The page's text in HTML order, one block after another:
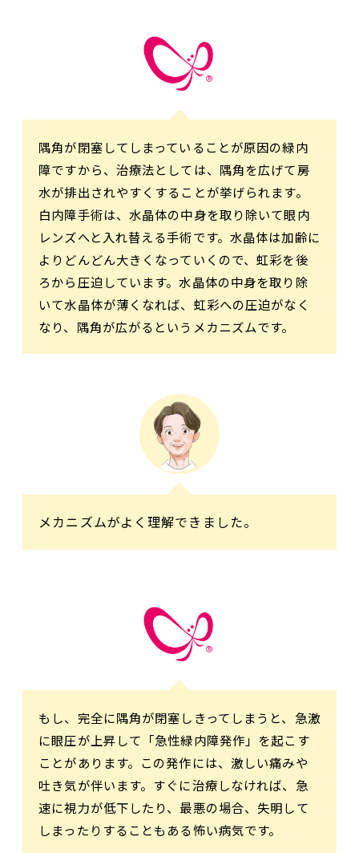
隅角が閉塞してしまっていることが原因の緑内
障ですから、治療法としては、隅角を広げて房
水が排出されやすくすることが挙げられます。
白内障手術は、水晶体の中身を取り除いて眼内
レンズへと入れ替える手術です。水晶体は加齢に
よりどんどん大きくなっていくので、虹彩を後
ろから圧迫しています。水晶体の中身を取り除
いて水晶体が薄くなれば、虹彩への圧迫がなく
なり、隅角が広がるというメカニズムです。
メカニズムがよく理解できました。
もし、完全に隅角が閉塞しきってしまうと、急激
に眼圧が上昇して「急性緑内障発作」を起こす
ことがあります。この発作には、激しい痛みや
吐き気が伴います。すぐに治療しなければ、急
速に視力が低下したり、最悪の場合、失明して
しまったりすることもある怖い病気です。